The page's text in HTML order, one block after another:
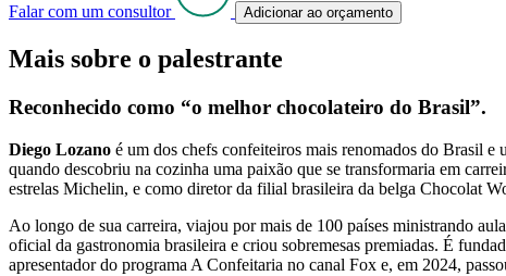
Falar com um consultor Adicionar ao orçamento
Mais sobre o palestrante
Reconhecido como “o melhor chocolateiro do Brasil”.
Diego Lozano é um dos chefs confeiteiros mais renomados do Brasil e
quando descobriu na cozinha uma paixão que se transformaria em
estrelas Michelin, e como diretor da filial brasileira da belga Chocolat
Ao longo de sua carreira, viajou por mais de 100 países ministrando
oficial da gastronomia brasileira e criou sobremesas premiadas. É
apresentador do programa A Confeitaria no canal Fox e, em 2024,